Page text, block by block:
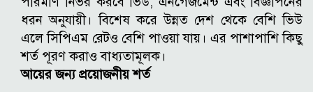
ধরন অনুযায়ী। বিশেষ করে উন্নত দেশ থেকে বেশি ভিউ
এলে সিপিএম রেটও বেশি পাওয়া যায়। এর পাশাপাশি কিছু
শর্ত পূরণ করাও বাধ্যতামূলক।
আয়ের জন্য প্রয়োজনীয় শর্ত